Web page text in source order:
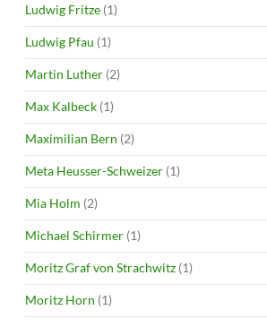
Ludwig Fritze (1)
Ludwig Pfau (1)
Martin Luther (2)
Max Kalbeck (1)
Maximilian Bern (2)
Meta Heusser-Schweizer (1)
Mia Holm (2)
Michael Schirmer (1)
Moritz Graf von Strachwitz (1)
Moritz Horn (1)